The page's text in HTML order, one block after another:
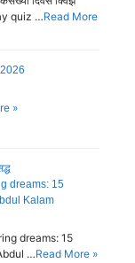
quiz …Read More
2026
»
dreams: 15
Kalam
dreams: 15
…Read More »